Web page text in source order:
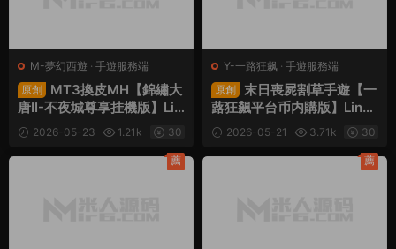
M-夢幻西遊 · 手遊服務端
原創
MT3換皮MH【錦繡大
唐II-不夜城尊享挂機版】Lin
ux手工服務端+安卓蘋果雙
端+GM後台+全套源碼+視
頻架設教程
2026-05-23 1.21k 30
Y-一路狂飙 · 手遊服務端
原創
末日喪屍割草手遊【一
蕗狂飆平台币内購版】Linux
手工服務端+網頁注冊+管理
後台+代理後台+商城後台+
CDK授權後台+安卓蘋果雙
2026-05-21 3.71k 30
薦 薦